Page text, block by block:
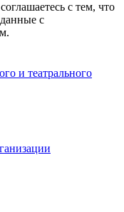
с тем, что
с
и театрального